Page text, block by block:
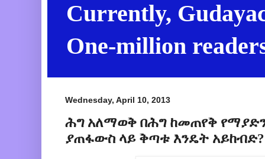
Currently,
One-million
Wednesday, April 10, 2013
ሕግ አለማወቅ በሕግ ከመጠየቅ
ያጠፋውስ ላይ ቅጣቱ እንዴት አይከብድ?